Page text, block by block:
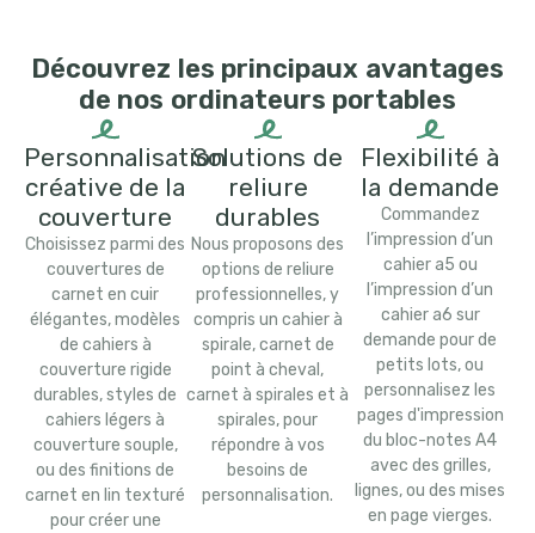
Découvrez les principaux avantages
de nos ordinateurs portables
Personnalisation
créative de la
couverture
Choisissez parmi des
couvertures de
carnet en cuir
élégantes, modèles
de cahiers à
couverture rigide
durables, styles de
cahiers légers à
couverture souple,
ou des finitions de
carnet en lin texturé
pour créer une
Solutions de
reliure
durables
Nous proposons des
options de reliure
professionnelles, y
compris un cahier à
spirale, carnet de
point à cheval,
carnet à spirales et à
spirales, pour
répondre à vos
besoins de
personnalisation.
Flexibilité à
la demande
Commandez
l’impression d’un
cahier a5 ou
l’impression d’un
cahier a6 sur
demande pour de
petits lots, ou
personnalisez les
pages d'impression
du bloc-notes A4
avec des grilles,
lignes, ou des mises
en page vierges.